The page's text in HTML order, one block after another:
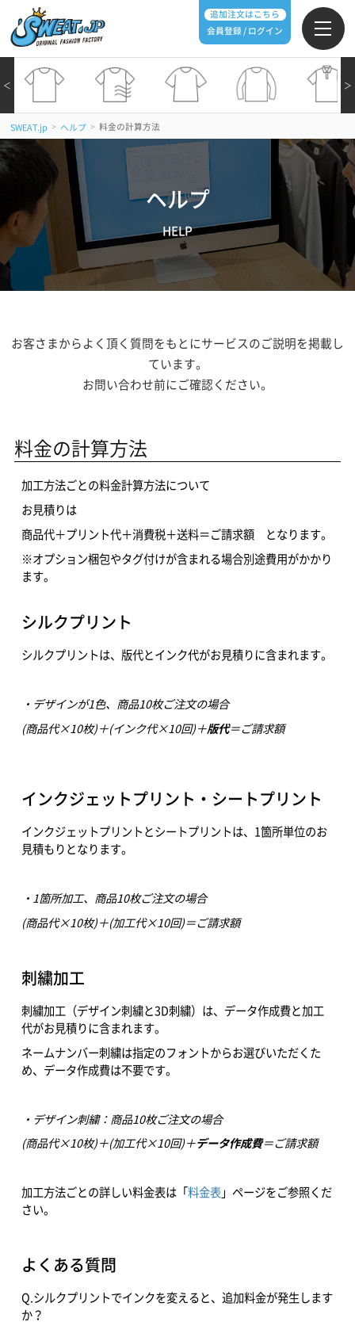
追加注文はこちら
会員登録 / ログイン
＞
＜
SWEAT.jp > ヘルプ > 料金の計算方法
ヘルプ
HELP
お客さまからよく頂く質問をもとにサービスのご説明を掲載し
ています。
お問い合わせ前にご確認ください。
料金の計算方法
加工方法ごとの料金計算方法について
お見積りは
商品代＋プリント代＋消費税＋送料＝ご請求額 となります。
※オプション梱包やタグ付けが含まれる場合別途費用がかかり
ます。
シルクプリント
シルクプリントは、版代とインク代がお見積りに含まれます。
・デザインが1色、商品10枚ご注文の場合
(商品代×10枚)＋(インク代×10回)＋版代＝ご請求額
インクジェットプリント・シートプリント
インクジェットプリントとシートプリントは、1箇所単位のお
見積もりとなります。
・1箇所加工、商品10枚ご注文の場合
(商品代×10枚)＋(加工代×10回)＝ご請求額
刺繍加工
刺繍加工（デザイン刺繍と3D刺繍）は、データ作成費と加工
代がお見積りに含まれます。
ネームナンバー刺繍は指定のフォントからお選びいただくた
め、データ作成費は不要です。
・デザイン刺繍：商品10枚ご注文の場合
(商品代×10枚)＋(加工代×10回)＋データ作成費＝ご請求額
加工方法ごとの詳しい料金表は「 料金表」ページをご参照くだ
さい。
よくある質問
Q.シルクプリントでインクを変えると、追加料金が発生します
か？